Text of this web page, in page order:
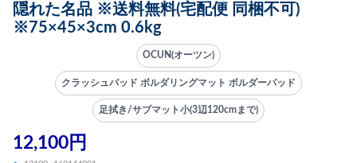
隠れた名品 ※送料無料(宅配便 同梱不可)
※75×45×3cm 0.6kg
OCUN(オーツン)
クラッシュパッド ボルダリングマット ボルダーパッド
足拭き/サブマット小(3辺120cmまで)
12,100円